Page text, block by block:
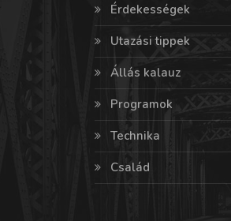
Érdekességek
Utazási tippek
Állás kalauz
Programok
Technika
Család